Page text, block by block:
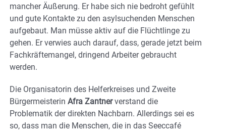
mancher Äußerung. Er habe sich nie bedroht gefühlt
und gute Kontakte zu den asylsuchenden Menschen
aufgebaut. Man müsse aktiv auf die Flüchtlinge zu
gehen. Er verwies auch darauf, dass, gerade jetzt beim
Fachkräftemangel, dringend Arbeiter gebraucht
werden.
Die Organisatorin des Helferkreises und Zweite
Bürgermeisterin Afra Zantnerverstand die
Problematik der direkten Nachbarn. Allerdings sei es
so, dass man die Menschen, die in das Seeccafé